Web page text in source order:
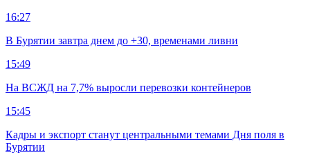
16:27
В Бурятии завтра днем до +30, временами ливни
15:49
На ВСЖД на 7,7% выросли перевозки контейнеров
15:45
Кадры и экспорт станут центральными темами Дня поля в
Бурятии